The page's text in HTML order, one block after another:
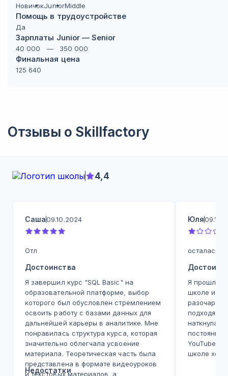
НовичокJuniorMiddle
Помощь в трудоустройстве
Да
Зарплаты Junior — Senior
40 000 — 350 000
Финальная цена
125 640
Отзывы о Skillfactory
4,4
Саша09.10.2024
Отл
Достоинства
Я завершил курс "SQL Basic" на
образовательной платформе, выбор
которого был обусловлен стремлением
освоить работу с базами данных для
дальнейшей карьеры в аналитике. Мне
понравилась структура курса, которая
значительно облегчала усвоение
материала. Теоретическая часть была
представлена в формате видеоуроков
и текстовых материалов, а
Недостатки
Юля
осталась
Я прошла
школе и
YouTube.
школе